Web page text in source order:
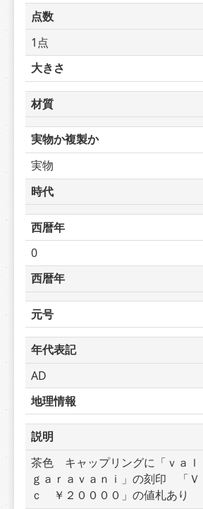
点数
1点
大きさ
材質
実物か複製か
実物
時代
西暦年
0
西暦年
元号
年代表記
AD
地理情報
説明
茶色　キャップリングに「ｖａ
ｇａｒａｖａｎｉ」の刻印　「Ｖ
ｃ　￥２００００」の値札あり